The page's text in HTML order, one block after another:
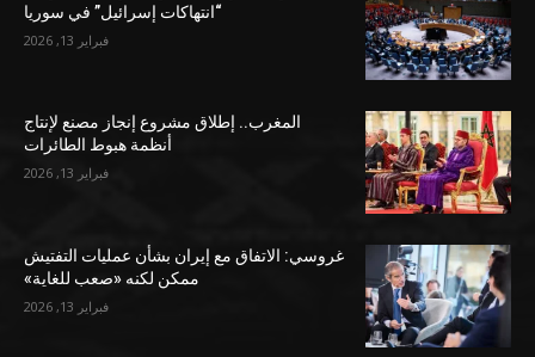
“انتهاكات إسرائيل” في سوريا
فبراير 13, 2026
المغرب.. إطلاق مشروع إنجاز مصنع لإنتاج
أنظمة هبوط الطائرات
فبراير 13, 2026
غروسي: الاتفاق مع إيران بشأن عمليات التفتيش
ممكن لكنه «صعب للغاية»
فبراير 13, 2026